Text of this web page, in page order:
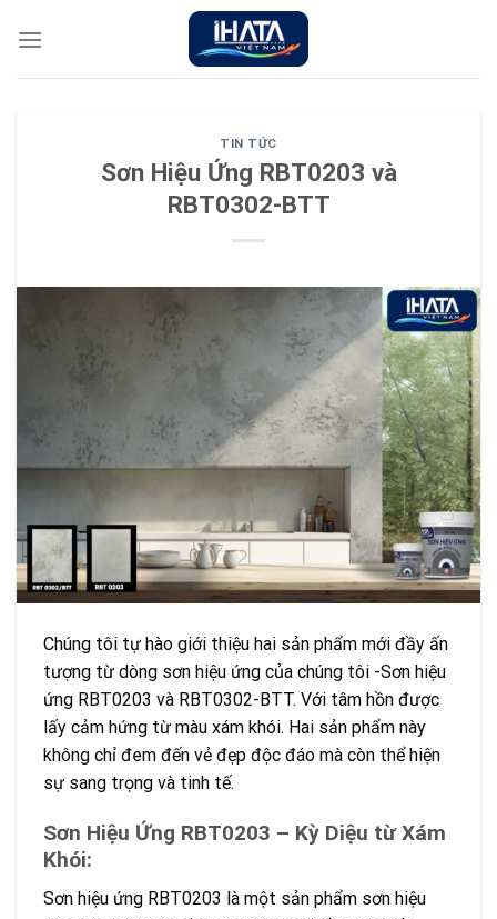
đến
TIN TỨC
Sơn Hiệu Ứng RBT0203 và
RBT0302-BTT
Chúng tôi tự hào giới thiệu hai sản phẩm mới đầy ấn
tượng từ dòng sơn hiệu ứng của chúng tôi -Sơn hiệu
ứng RBT0203 và RBT0302-BTT. Với tâm hồn được
lấy cảm hứng từ màu xám khói. Hai sản phẩm này
không chỉ đem đến vẻ đẹp độc đáo mà còn thể hiện
sự sang trọng và tinh tế.
Sơn Hiệu Ứng RBT0203 – Kỳ Diệu từ Xám
Khói:
Sơn hiệu ứng RBT0203 là một sản phẩm sơn hiệu